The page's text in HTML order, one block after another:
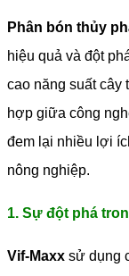
Phân bón thủy
hiệu quả và đột
cao năng suất cây
hợp giữa công
đem lại nhiều lợi
nông nghiệp.
1. Sự đột phá
Vif-Maxx sử dụng